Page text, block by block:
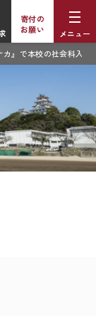
寄付の
お願い
メニュー
』で本校の社会科入試